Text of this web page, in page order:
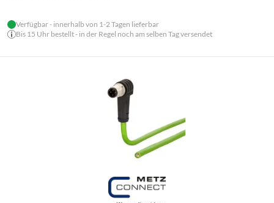
Verfügbar - innerhalb von 1-2 Tagen lieferbar
Bis 15 Uhr bestellt - in der Regel noch am selben Tag versendet